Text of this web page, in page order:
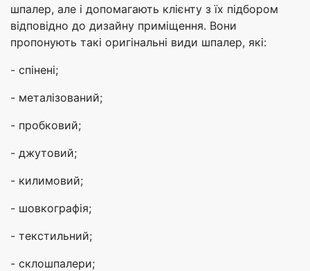
шпалер, але і допомагають клієнту з їх підбором
відповідно до дизайну приміщення. Вони
пропонують такі оригінальні види шпалер, які:
- спінені;
- металізований;
- пробковий;
- джутовий;
- килимовий;
- шовкографія;
- текстильний;
- склошпалери;